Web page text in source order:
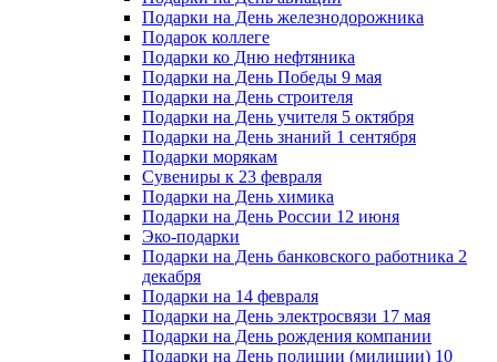
Подарки на День железнодорожника
Подарок коллеге
Подарки ко Дню нефтяника
Подарки на День Победы 9 мая
Подарки на День строителя
Подарки на День учителя 5 октября
Подарки на День знаний 1 сентября
Подарки морякам
Сувениры к 23 февраля
Подарки на День химика
Подарки на День России 12 июня
Эко-подарки
Подарки на День банковского работника 2
декабря
Подарки на 14 февраля
Подарки на День электросвязи 17 мая
Подарки на День рождения компании
Подарки на День полиции (милиции) 10